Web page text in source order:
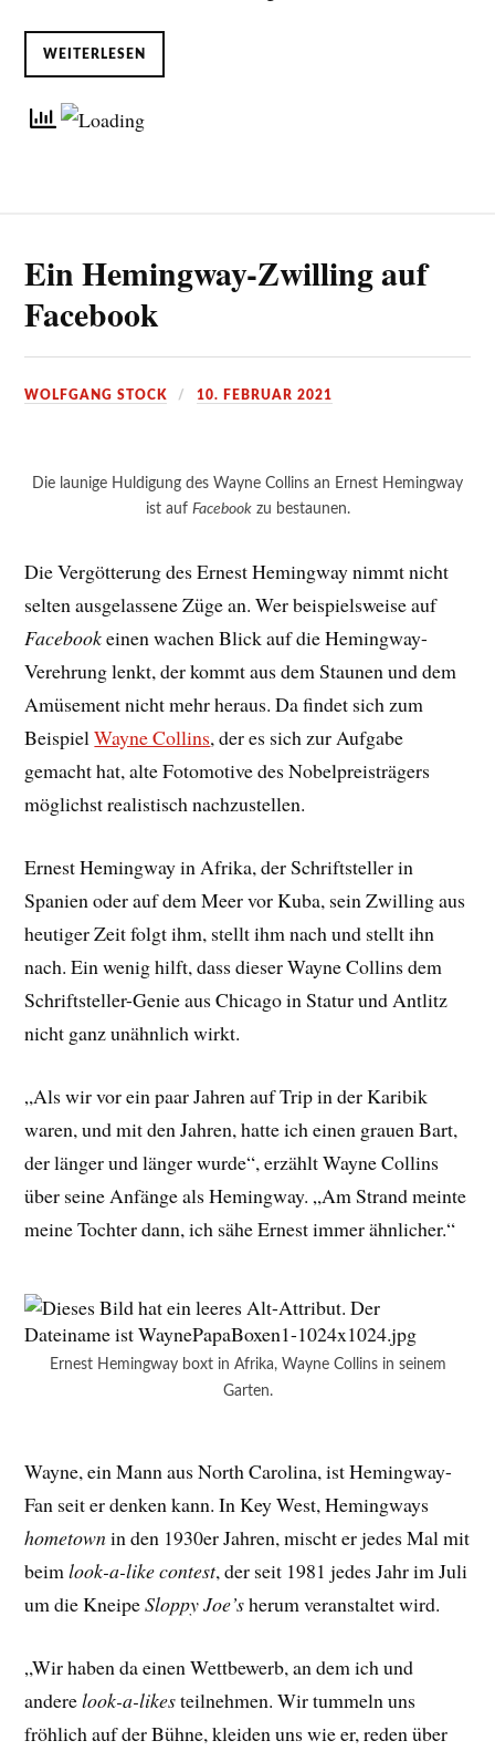
WEITERLESEN
Ein Hemingway-Zwilling auf
Facebook
WOLFGANG STOCK 10. FEBRUAR 2021
Die launige Huldigung des Wayne Collins an Ernest Hemingway
ist auf Facebookzu bestaunen.
Die Vergötterung des Ernest Hemingway nimmt nicht
selten ausgelassene Züge an. Wer beispielsweise auf
Facebookeinen wachen Blick auf die Hemingway-
Verehrung lenkt, der kommt aus dem Staunen und dem
Amüsement nicht mehr heraus. Da findet sich zum
BeispielWayne Collins, der es sich zur Aufgabe
gemacht hat, alte Fotomotive des Nobelpreisträgers
möglichst realistisch nachzustellen.
Ernest Hemingway in Afrika, der Schriftsteller in
Spanien oder auf dem Meer vor Kuba, sein Zwilling aus
heutiger Zeit folgt ihm, stellt ihm nach und stellt ihn
nach. Ein wenig hilft, dass dieser Wayne Collins dem
Schriftsteller-Genie aus Chicago in Statur und Antlitz
nicht ganz unähnlich wirkt.
„Als wir vor ein paar Jahren auf Trip in der Karibik
waren, und mit den Jahren, hatte ich einen grauen Bart,
der länger und länger wurde“, erzählt Wayne Collins
über seine Anfänge als Hemingway. „Am Strand meinte
meine Tochter dann, ich sähe Ernest immer ähnlicher.“
Ernest Hemingway boxt in Afrika, Wayne Collins in seinem
Garten.
Wayne, ein Mann aus North Carolina, ist Hemingway-
Fan seit er denken kann. In Key West, Hemingways
hometownin den 1930er Jahren, mischt er jedes Mal mit
beimlook-a-like contest, der seit 1981 jedes Jahr im Juli
um die KneipeSloppy Joe’sherum veranstaltet wird.
„Wir haben da einen Wettbewerb, an dem ich und
anderelook-a-likesteilnehmen. Wir tummeln uns
fröhlich auf der Bühne, kleiden uns wie er, reden über